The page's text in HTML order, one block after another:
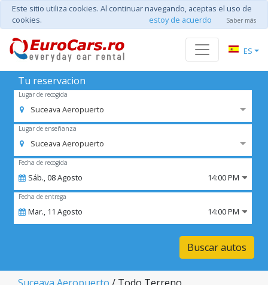
Este sitio utiliza cookies. Al continuar navegando, aceptas el uso de
cookies.
estoy de acuerdo Saber más
ES
Tu reservacion
Lugar de recogida
Suceava Aeropuerto
Lugar de enseñanza
Suceava Aeropuerto
Fecha de recogida
Sáb.,08Agosto 14:00 PM
Fecha de entrega
Mar., 11 Agosto 14:00 PM
Buscar autos